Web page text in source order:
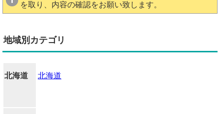
を取り、内容の確認をお願い致します。
地域別カテゴリ
北海道 北海道